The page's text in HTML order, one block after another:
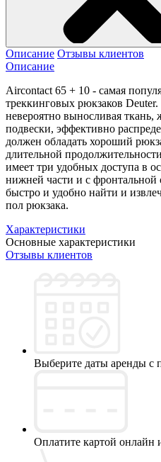
Описание Отзывы клиентов
Описание
Aircontact 65 + 10 - самая
треккинговых рюкзаков
невероятно выносливая ткань,
подвески, эффективно
должен обладать хороший
длительной
имеет три удобных доступа в
нижней части и с фронтальной
быстро и удобно найти и
пол рюкзака.
Характеристики
Основные характеристики
Отзывы клиентов
Выберите даты аренды с
Оплатите картой онлайн